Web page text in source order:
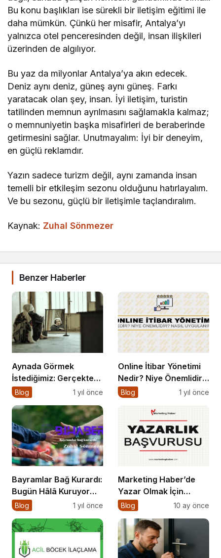
Bu konu başlıkları ise sürekli bir iletişim eğitimi ile
daha mümkün. Çünkü her misafir, Antalya’yı
yalnızca otel penceresinden değil, insan ilişkileri
üzerinden de algılıyor.
Bu yaz da milyonlar Antalya’ya akın edecek.
Deniz aynı deniz, güneş aynı güneş. Farkı
yaratacak olan şey, insan. İyi iletişim, turistin
tatilinden memnun ayrılmasını sağlamakla kalmaz;
o memnuniyetin başka misafirleri de beraberinde
getirmesini sağlar. Unutmayalım: İyi bir deneyim,
en güçlü reklamdır.
Yazın sadece turizm değil, aynı zamanda insan
temelli bir etkileşim sezonu olduğunu hatırlayalım.
Ve bu sezonu, güçlü bir iletişimle taçlandıralım.
Kaynak: Zuhal Sönmezer
Benzer Haberler
Aynada Görmek
İstediğimiz: Gerçekten
Kimiz?
Blog 1 yıl önce
Online İtibar Yönetimi
Nedir? Niye Önemlidir?
Online İtibar Yönetimi
Blog 1 yıl önce
Bayramlar Bağ Kurardı:
Bugün Hâlâ Kuruyor
mu?
Blog 1 yıl önce
Marketing Haber’de
Yazar Olmak İçin
Yazarlık Başvurusu
Blog 10 ay önce